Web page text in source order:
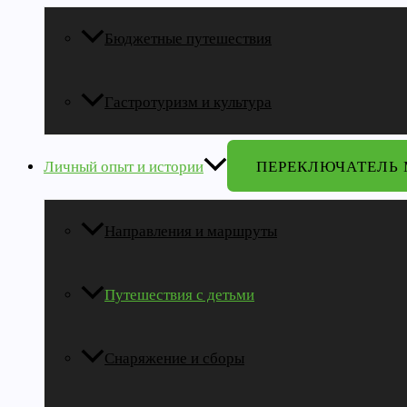
Бюджетные путешествия
Гастротуризм и культура
Личный опыт и истории
Направления и маршруты
Путешествия с детьми
Снаряжение и сборы